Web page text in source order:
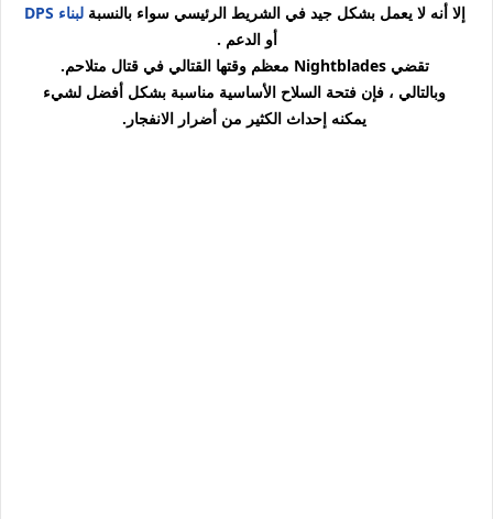
إلا أنه لا يعمل بشكل جيد في الشريط الرئيسي سواء بالنسبةلبناء DPS
أو الدعم .
تقضي Nightblades معظم وقتها القتالي في قتال متلاحم.
وبالتالي ، فإن فتحة السلاح الأساسية مناسبة بشكل أفضل لشيء
يمكنه إحداث الكثير من أضرار الانفجار.